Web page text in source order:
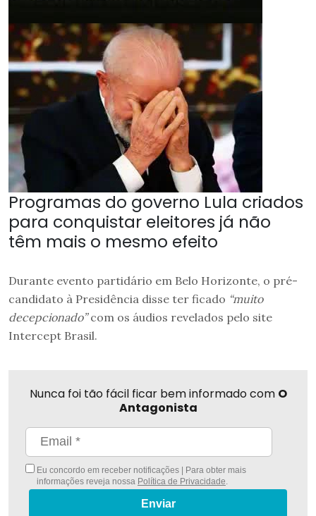
Programas do governo Lula criados
para conquistar eleitores já não
têm mais o mesmo efeito
Durante evento partidário em Belo Horizonte, o pré-
candidato à Presidência disse ter ficado “muito
decepcionado”com os áudios revelados pelo site
Intercept Brasil.
Nunca foi tão fácil ficar bem informado com O
Antagonista
Eu concordo em receber notificações | Para obter mais
informações reveja nossa Política de Privacidade
Enviar